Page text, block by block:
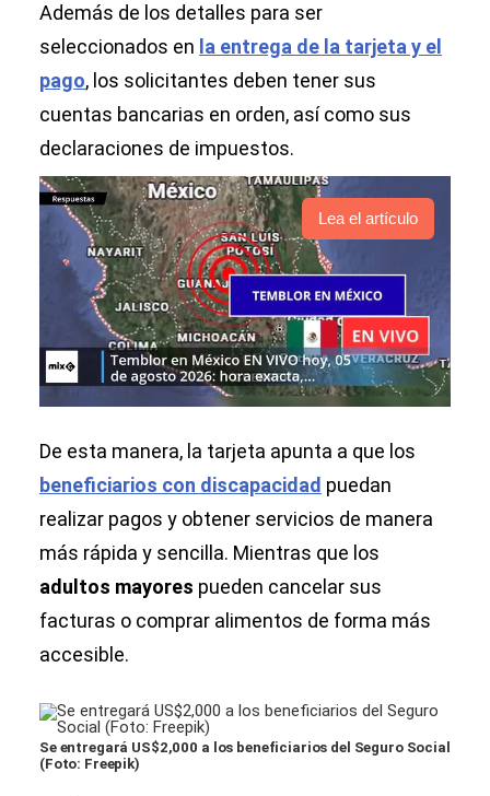
Además de los detalles para ser
seleccionados en la entrega de la tarjeta y el
pago, los solicitantes deben tener sus
cuentas bancarias en orden, así como sus
declaraciones de impuestos.
Lea el artículo
De esta manera, la tarjeta apunta a que los
beneficiarios con discapacidad puedan
realizar pagos y obtener servicios de manera
más rápida y sencilla. Mientras que los
adultos mayores pueden cancelar sus
facturas o comprar alimentos de forma más
accesible.
Se entregará US$2,000 a los beneficiarios del Seguro Social
(Foto: Freepik)